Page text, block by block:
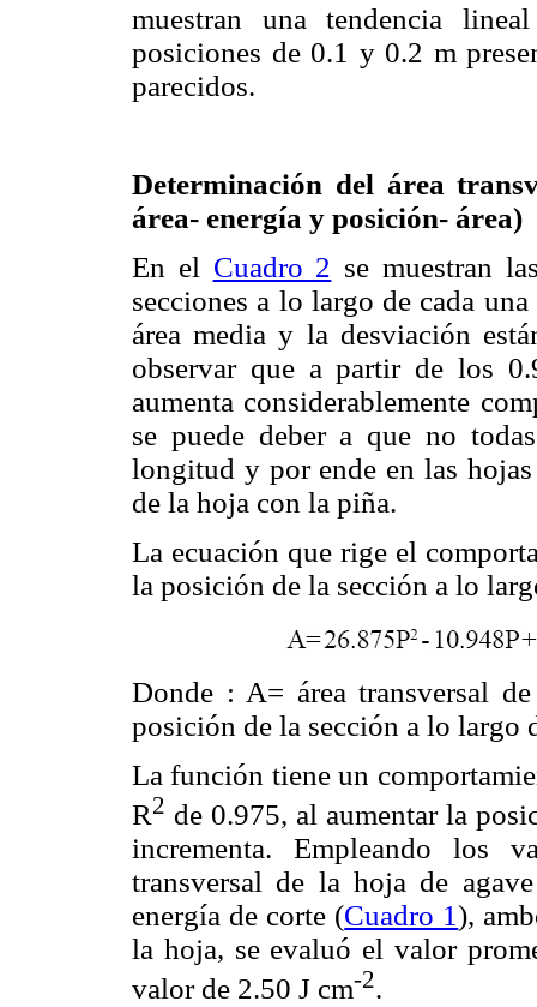
muestran una tendencia
posiciones de 0.1 y 0.2 m
parecidos.
Determinación del área
área- energía y posición- área)
En el Cuadro 2 se muestran
secciones a lo largo de cada
área media y la desviación
observar que a partir de los
aumenta considerablemente
se puede deber a que no
longitud y por ende en las
de la hoja con la piña.
La ecuación que rige el
la posición de la sección a lo
Donde : A= área transversal
posición de la sección a lo largo
La función tiene un
R2 de 0.975, al aumentar la
incrementa. Empleando los
transversal de la hoja de
energía de corte (Cuadro 1),
la hoja, se evaluó el valor
valor de 2.50 J cm-2.